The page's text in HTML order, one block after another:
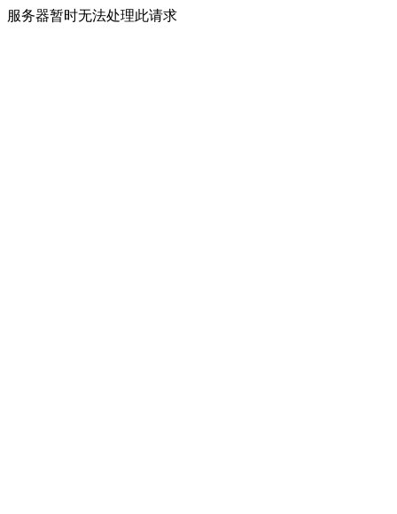
服务器暂时无法处理此请求